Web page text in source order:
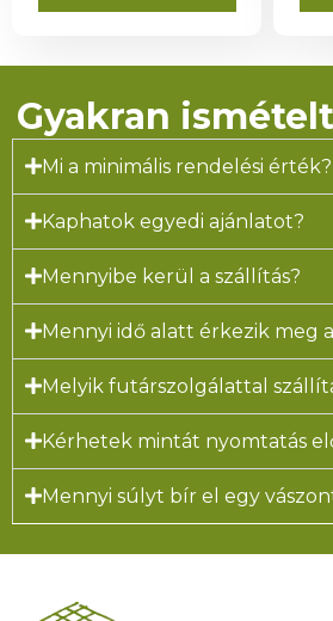
Gyakran
Mi a minimális rendelési érték?
Kaphatok egyedi ajánlatot?
Mennyibe kerül a szállítás?
Mennyi idő alatt érkezik meg
Melyik futárszolgálattal
Kérhetek mintát nyomtatás
Mennyi súlyt bír el egy